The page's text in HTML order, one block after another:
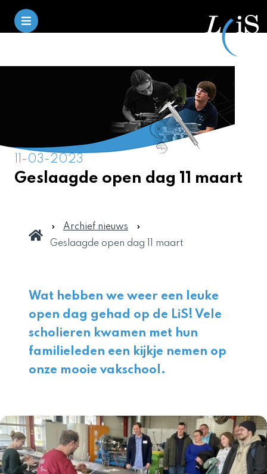
11-03-2023
Geslaagde open dag 11 maart
Archief nieuws
Geslaagde open dag 11 maart
Wat hebben we weer een leuke
open dag gehad op de LiS! Vele
scholieren kwamen met hun
familieleden een kijkje nemen op
onze mooie vakschool.